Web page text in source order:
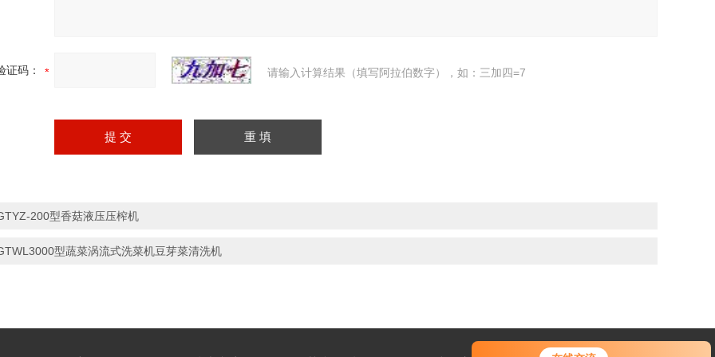
证码： 请输入计算结果（填写阿拉伯数字），如：三加四=7
200型香菇液压压榨机
型蔬菜涡流式洗菜机豆芽菜清洗机